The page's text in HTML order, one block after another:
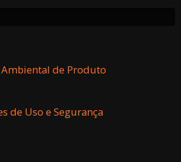
Ambiental de Produto
de Uso e Segurança